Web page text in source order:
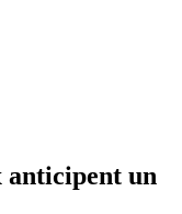
anticipent un